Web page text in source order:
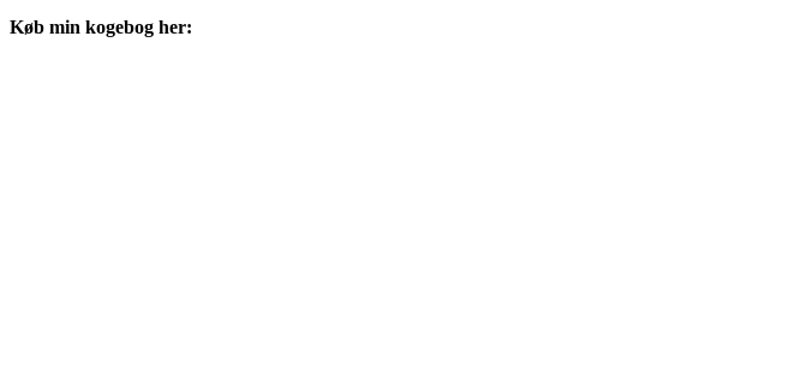
Køb min kogebog her: